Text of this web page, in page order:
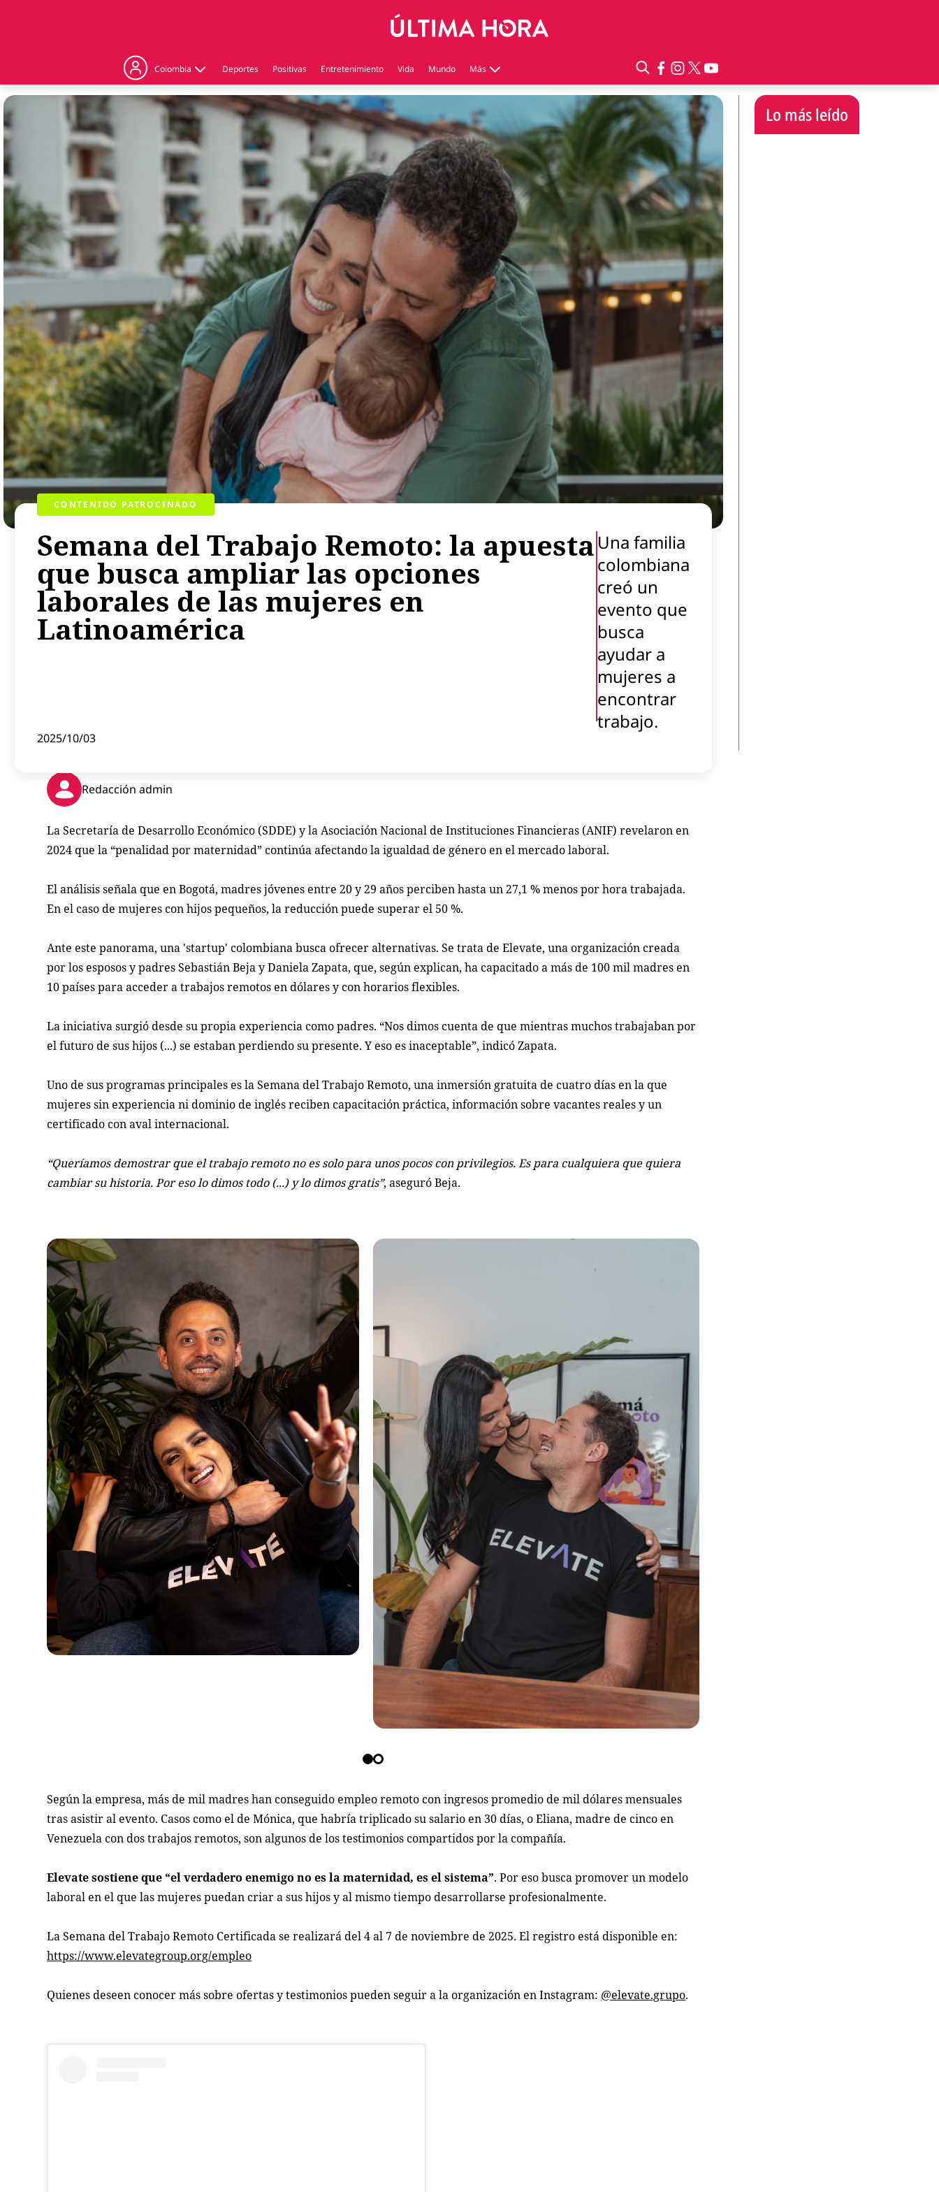
Colombia
Judicial
Politica
Regiones
Deportes Positivas Entretenimiento Vida Mundo Más
Virales
Economía
Estilo de vida
Contenido patrocinado
Instagram
CONTENIDO PATROCINADO
Semana del Trabajo Remoto: la apuesta
que busca ampliar las opciones
laborales de las mujeres en
Latinoamérica
Una familia
colombiana
creó un
evento que
busca
ayudar a
mujeres a
encontrar
trabajo.
2025/10/03
Lo más leído
Redacción admin
La Secretaría de Desarrollo Económico (SDDE) y la Asociación Nacional de Instituciones Financieras (ANIF) revelaron en
2024 que la “penalidad por maternidad” continúa afectando la igualdad de género en el mercado laboral.
El análisis señala que en Bogotá, madres jóvenes entre 20 y 29 años perciben hasta un 27,1 % menos por hora trabajada.
En el caso de mujeres con hijos pequeños, la reducción puede superar el 50 %.
Ante este panorama, una 'startup' colombiana busca ofrecer alternativas. Se trata de Elevate, una organización creada
por los esposos y padres Sebastián Beja y Daniela Zapata, que, según explican, ha capacitado a más de 100 mil madres en
10 países para acceder a trabajos remotos en dólares y con horarios flexibles.
La iniciativa surgió desde su propia experiencia como padres. “Nos dimos cuenta de que mientras muchos trabajaban por
el futuro de sus hijos (...) se estaban perdiendo su presente. Y eso es inaceptable”, indicó Zapata.
Uno de sus programas principales es la Semana del Trabajo Remoto, una inmersión gratuita de cuatro días en la que
mujeres sin experiencia ni dominio de inglés reciben capacitación práctica, información sobre vacantes reales y un
certificado con aval internacional.
“Queríamos demostrar que el trabajo remoto no es solo para unos pocos con privilegios. Es para cualquiera que quiera
cambiar su historia. Por eso lo dimos todo (...) y lo dimos gratis”, aseguró Beja.
Según la empresa, más de mil madres han conseguido empleo remoto con ingresos promedio de mil dólares mensuales
tras asistir al evento. Casos como el de Mónica, que habría triplicado su salario en 30 días, o Eliana, madre de cinco en
Venezuela con dos trabajos remotos, son algunos de los testimonios compartidos por la compañía.
Elevate sostiene que “el verdadero enemigo no es la maternidad, es el sistema”. Por eso busca promover un modelo
laboral en el que las mujeres puedan criar a sus hijos y al mismo tiempo desarrollarse profesionalmente.
La Semana del Trabajo Remoto Certificada se realizará del 4 al 7 de noviembre de 2025. El registro está disponible en:
https://www.elevategroup.org/empleo
Quienes deseen conocer más sobre ofertas y testimonios pueden seguir a la organización en Instagram: @elevate.grupo.